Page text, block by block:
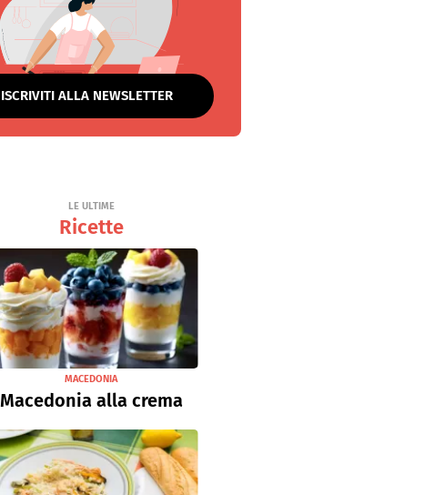
ISCRIVITI ALLA NEWSLETTER
LE ULTIME
Ricette
MACEDONIA
Macedonia alla crema